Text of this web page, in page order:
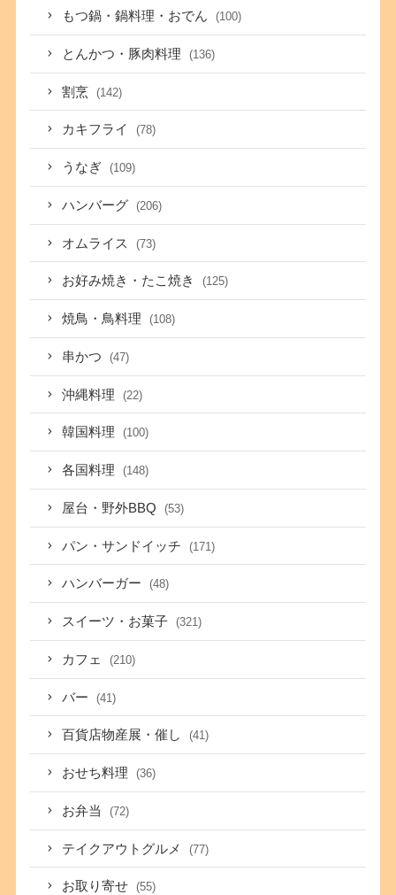
もつ鍋・鍋料理・おでん (100)
とんかつ・豚肉料理 (136)
割烹 (142)
カキフライ (78)
うなぎ (109)
ハンバーグ (206)
オムライス (73)
お好み焼き・たこ焼き (125)
焼鳥・鳥料理 (108)
串かつ (47)
沖縄料理 (22)
韓国料理 (100)
各国料理 (148)
屋台・野外BBQ (53)
パン・サンドイッチ (171)
ハンバーガー (48)
スイーツ・お菓子 (321)
カフェ (210)
バー (41)
百貨店物産展・催し (41)
おせち料理 (36)
お弁当 (72)
テイクアウトグルメ (77)
お取り寄せ (55)